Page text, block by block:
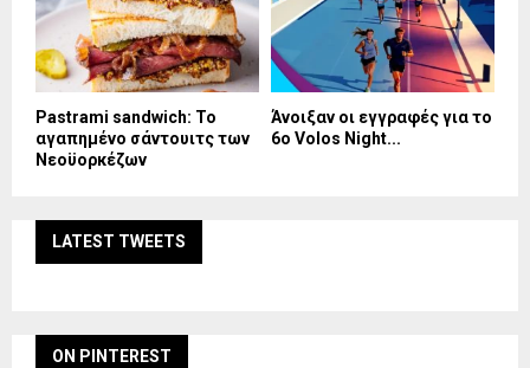
Pastrami sandwich: Το
αγαπημένο σάντουιτς των
Νεοϋορκέζων
Άνοιξαν οι εγγραφές για το
6ο Volos Night...
LATEST TWEETS
ON PINTEREST